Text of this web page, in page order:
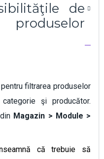
de
filtrarea produselor
şi producător.
Magazin > Module >
că trebuie să